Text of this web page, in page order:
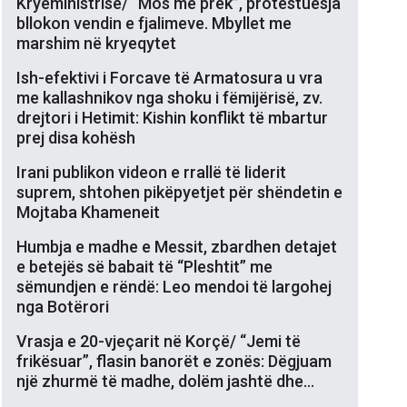
bllokon vendin e fjalimeve. Mbyllet me
marshim në kryeqytet
Ish-efektivi i Forcave të Armatosura u vra
me kallashnikov nga shoku i fëmijërisë, zv.
drejtori i Hetimit: Kishin konflikt të mbartur
prej disa kohësh
Irani publikon videon e rrallë të liderit
suprem, shtohen pikëpyetjet për shëndetin e
Mojtaba Khameneit
Humbja e madhe e Messit, zbardhen detajet
e betejës së babait të “Pleshtit” me
sëmundjen e rëndë: Leo mendoi të largohej
nga Botërori
Vrasja e 20-vjeçarit në Korçë/ “Jemi të
frikësuar”, flasin banorët e zonës: Dëgjuam
një zhurmë të madhe, dolëm jashtë dhe…